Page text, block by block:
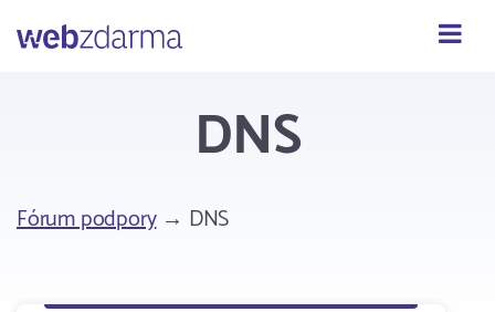
Webzdarma
DNS
Fórum podpory→ DNS